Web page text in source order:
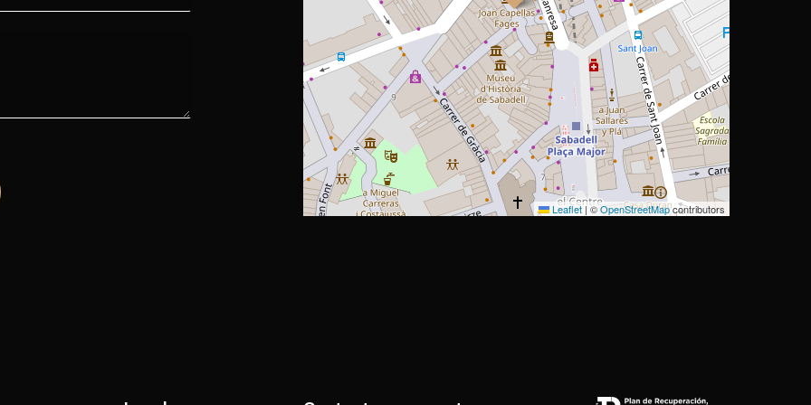
Leaflet |©OpenStreetMapcontributors